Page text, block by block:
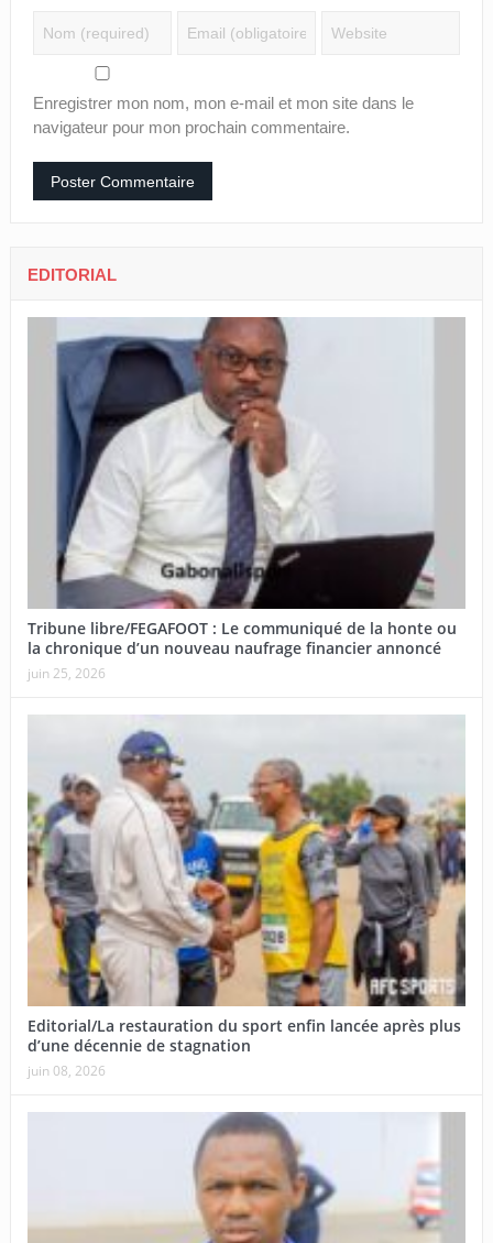
Enregistrer mon nom, mon e-mail et mon site dans le
navigateur pour mon prochain commentaire.
EDITORIAL
Tribune libre/FEGAFOOT : Le communiqué de la honte ou
la chronique d’un nouveau naufrage financier annoncé
juin 25, 2026
Editorial/La restauration du sport enfin lancée après plus
d’une décennie de stagnation
juin 08, 2026